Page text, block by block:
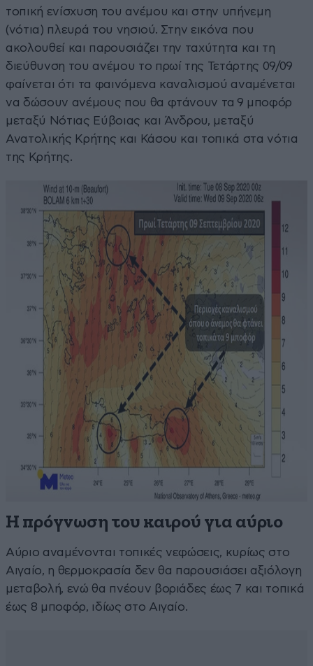
τοπική ενίσχυση του ανέμου και στην υπήνεμη
(νότια) πλευρά του νησιού. Στην εικόνα που
ακολουθεί και παρουσιάζει την ταχύτητα και τη
διεύθυνση του ανέμου το πρωί της Τετάρτης 09/09
φαίνεται ότι τα φαινόμενα καναλισμού αναμένεται
να δώσουν ανέμους που θα φτάνουν τα 9 μποφόρ
μεταξύ Νότιας Εύβοιας και Άνδρου, μεταξύ
Ανατολικής Κρήτης και Κάσου και τοπικά στα νότια
της Κρήτης.
Η πρόγνωση του καιρού για αύριο
Αύριο αναμένονται τοπικές νεφώσεις, κυρίως στο
Αιγαίο, η θερμοκρασία δεν θα παρουσιάσει αξιόλογη
μεταβολή, ενώ θα πνέουν βοριάδες έως 7 και τοπικά
έως 8 μποφόρ, ιδίως στο Αιγαίο.